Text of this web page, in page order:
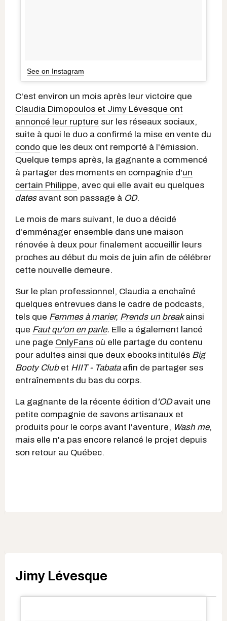
See on Instagram
C'est environ un mois après leur victoire que
Claudia Dimopoulos et Jimy Lévesque ont
annoncé leur rupture sur les réseaux sociaux,
suite à quoi le duo a confirmé la mise en vente du
condo que les deux ont remporté à l'émission.
Quelque temps après, la gagnante a commencé
à partager des moments en compagnie d'un
certain Philippe, avec qui elle avait eu quelques
datesavant son passage à OD.
Le mois de mars suivant, le duo a décidé
d'emménager ensemble dans une maison
rénovée à deux pour finalement accueillir leurs
proches au début du mois de juin afin de célébrer
cette nouvelle demeure.
Sur le plan professionnel, Claudia a enchaîné
quelques entrevues dans le cadre de podcasts,
tels que Femmes à marier, Prends un break ainsi
que Faut qu'on en parle. Elle a également lancé
une page OnlyFans où elle partage du contenu
pour adultes ainsi que deux ebooks intitulés Big
Booty Clubet HIIT - Tabataafin de partager ses
entraînements du bas du corps.
La gagnante de la récente édition d 'ODavait une
petite compagnie de savons artisanaux et
produits pour le corps avant l'aventure, Wash me,
mais elle n'a pas encore relancé le projet depuis
son retour au Québec.
Jimy Lévesque